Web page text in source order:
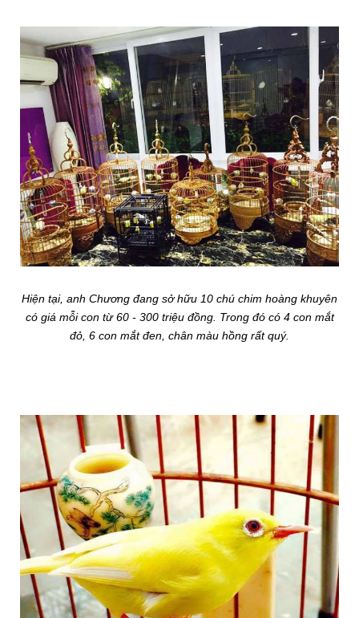
Hiện tại, anh Chương đang sở hữu 10 chú chim hoàng khuyên
có giá mỗi con từ 60 - 300 triệu đồng. Trong đó có 4 con mắt
đỏ, 6 con mắt đen, chân màu hồng rất quý.